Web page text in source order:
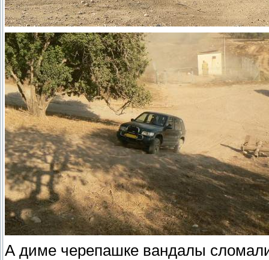
А диме черепашке вандалы